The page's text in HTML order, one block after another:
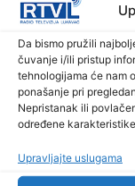
Da bismo pružili
čuvanje i/ili pristup
tehnologijama će nam
ponašanje pri
Nepristanak ili
određene
Upravljajte uslugama
U TK povećan
7. Augusta 2026.